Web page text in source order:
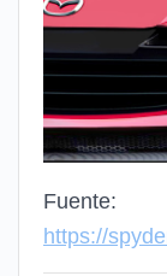
Fuente:
https://